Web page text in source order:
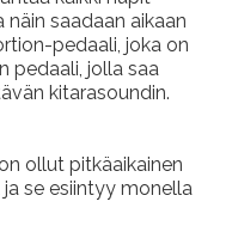
saadaan aikaan
pedaali, joka on
pedaali, jolla saa
kitarasoundin.
ollut pitkäaikainen
se esiintyy monella